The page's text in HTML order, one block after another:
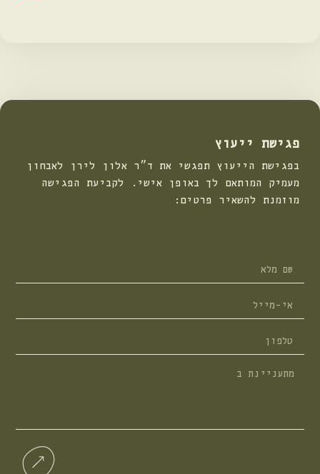
פגישת ייעוץ
בפגישת הייעוץ תפגשי את ד״ר אלון לירן לאבחון
מעמיק המותאם לך באופן אישי. לקביעת הפגישה
מוזמנת להשאיר פרטים:
שם
מלא
אי-מייל
טלפון